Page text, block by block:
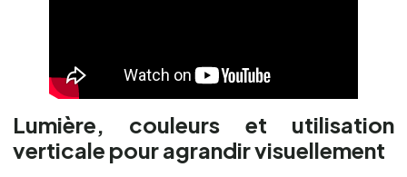
Lumière, couleurs et utilisation
verticale pour agrandir visuellement